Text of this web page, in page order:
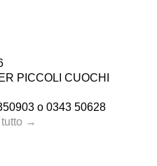
PICCOLI CUOCHI
o 0343 50628
→